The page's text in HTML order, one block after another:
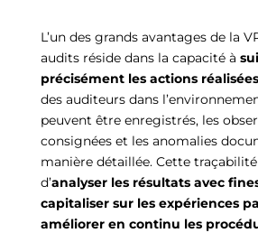
L’un des grands avantages de la
audits réside dans la capacité à
précisément les actions réalisées
des auditeurs dans
peuvent être enregistrés, les
consignées et les anomalies
manière détaillée. Cette
d’analyser les résultats avec
capitaliser sur les expériences
améliorer en continu les